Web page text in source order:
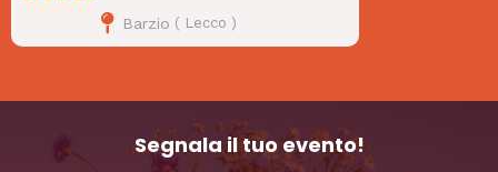
Barzio ( Lecco )
Segnala il tuo evento!